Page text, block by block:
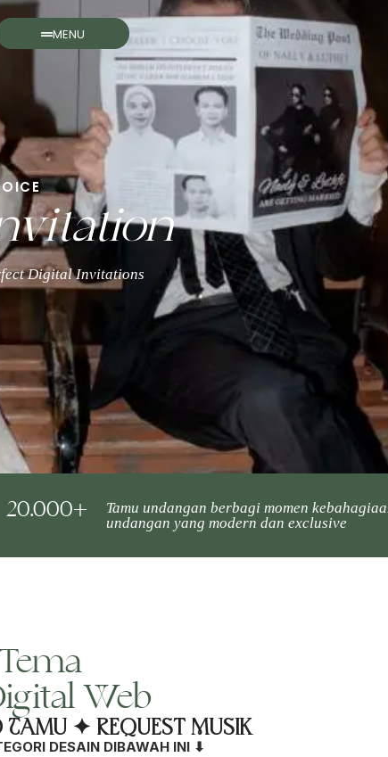
MENU
Digital Invitations
20.000+
Tamu undangan berbagi momen
undangan yang modern dan exclusive
Web
✦ Request Musik
DESAIN DIBAWAH INI ⬇